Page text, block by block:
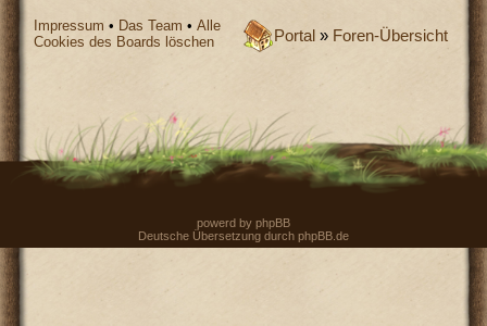
Portal » Foren-Übersicht
Impressum • Das Team •Alle
Cookies des Boards löschen
powerd by phpBB
Deutsche Übersetzung durch phpBB.de